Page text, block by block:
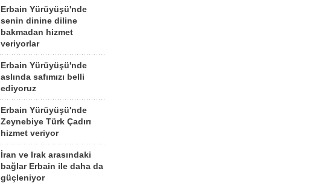
Erbain Yürüyüşü'nde
senin dinine diline
bakmadan hizmet
veriyorlar
Erbain Yürüyüşü'nde
aslında safımızı belli
ediyoruz
Erbain Yürüyüşü'nde
Zeynebiye Türk Çadırı
hizmet veriyor
İran ve Irak arasındaki
bağlar Erbain ile daha da
güçleniyor